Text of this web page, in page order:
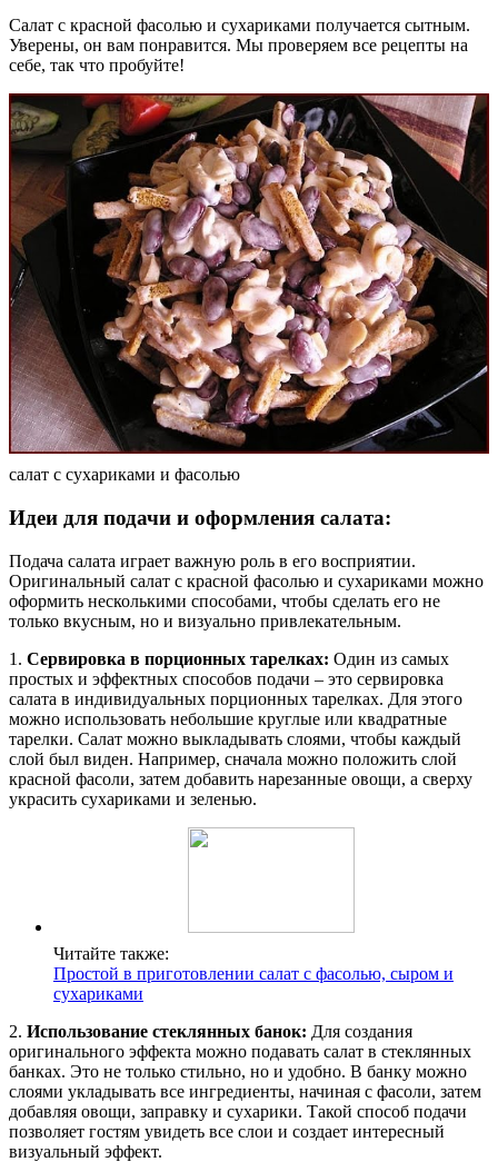
Салат с красной фасолью и сухариками получается сытным.
Уверены, он вам понравится. Мы проверяем все рецепты на
себе, так что пробуйте!
салат с сухариками и фасолью
Идеи для подачи и оформления салата:
Подача салата играет важную роль в его восприятии.
Оригинальный салат с красной фасолью и сухариками можно
оформить несколькими способами, чтобы сделать его не
только вкусным, но и визуально привлекательным.
1. Сервировка в порционных тарелках: Один из самых
простых и эффектных способов подачи – это сервировка
салата в индивидуальных порционных тарелках. Для этого
можно использовать небольшие круглые или квадратные
тарелки. Салат можно выкладывать слоями, чтобы каждый
слой был виден. Например, сначала можно положить слой
красной фасоли, затем добавить нарезанные овощи, а сверху
украсить сухариками и зеленью.
Читайте также:
Простой в приготовлении салат с фасолью, сыром и
сухариками
2. Использование стеклянных банок: Для создания
оригинального эффекта можно подавать салат в стеклянных
банках. Это не только стильно, но и удобно. В банку можно
слоями укладывать все ингредиенты, начиная с фасоли, затем
добавляя овощи, заправку и сухарики. Такой способ подачи
позволяет гостям увидеть все слои и создает интересный
визуальный эффект.